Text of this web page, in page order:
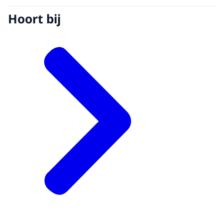
Hoort bij